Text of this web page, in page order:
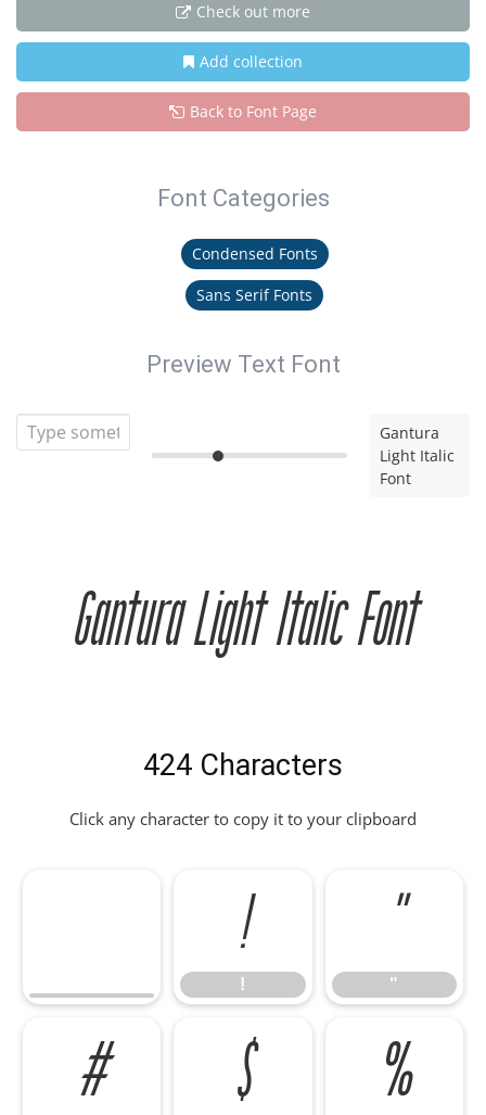
Check out more
Add collection
Back to Font Page
Font Categories
Condensed Fonts
Sans Serif Fonts
Preview Text Font
Gantura
Light Italic
Font
Gantura Light Italic Font
424 Characters
Click any character to copy it to your clipboard
!
!
"
"
# $ %